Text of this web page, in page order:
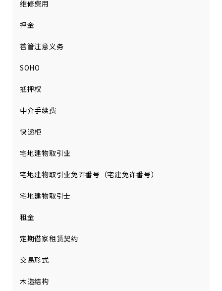
维修费用
押金
善管注意义务
SOHO
抵押权
中介手续费
快递柜
宅地建物取引业
宅地建物取引业免许番号（宅建免许番号）
宅地建物取引士
租金
定期借家租赁契约
交易形式
木造结构